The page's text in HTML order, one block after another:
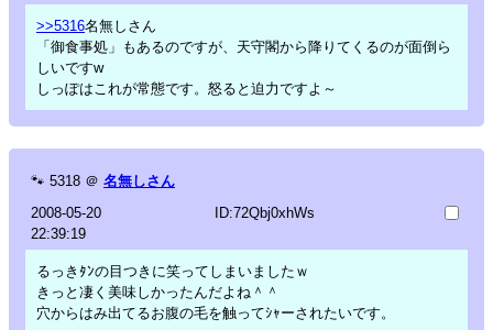
>>5316名無しさん
「御食事処」もあるのですが、天守閣から降りてくるのが面倒ら
しいですw
しっぽはこれが常態です。怒ると迫力ですよ～
🐾 5318 ＠ 名無しさん
2008-05-20
22:39:19
ID:72Qbj0xhWs
るっきﾀﾝの目つきに笑ってしまいましたｗ
きっと凄く美味しかったんだよね＾＾
穴からはみ出てるお腹の毛を触ってｼｬーされたいです。